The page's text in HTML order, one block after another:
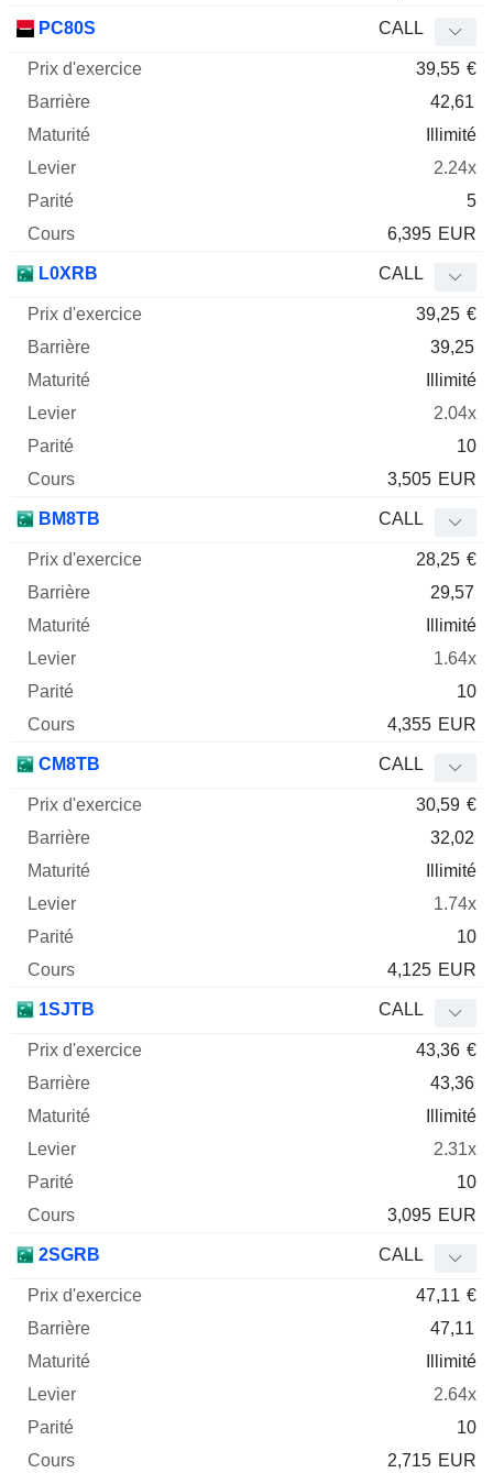
PC80S CALL
39,55 €
42,61
Illimité
2.24x
5
6,395 EUR
L0XRB CALL
39,25 €
39,25
Illimité
2.04x
10
3,505 EUR
BM8TB CALL
28,25 €
29,57
Illimité
1.64x
10
4,355 EUR
CM8TB CALL
30,59 €
32,02
Illimité
1.74x
10
4,125 EUR
1SJTB CALL
43,36 €
43,36
Illimité
2.31x
10
3,095 EUR
2SGRB CALL
47,11 €
47,11
Illimité
2.64x
10
2,715 EUR